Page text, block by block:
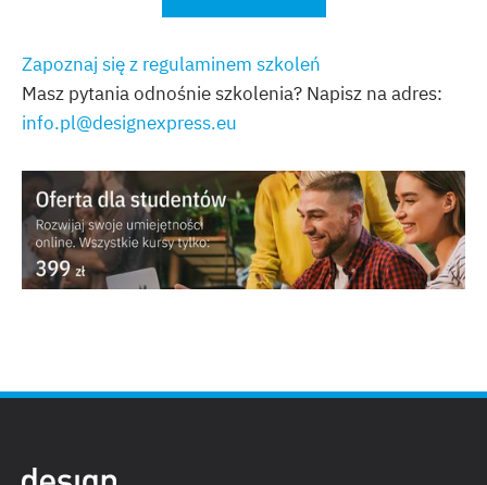
Zapoznaj się z regulaminem szkoleń
Masz pytania odnośnie szkolenia? Napisz na adres:
info.pl@designexpress.eu